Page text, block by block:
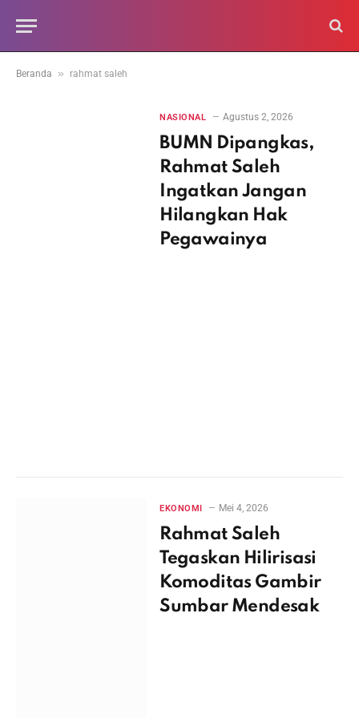
Beranda » rahmat saleh
NASIONAL Agustus 2, 2026
BUMN Dipangkas,
Rahmat Saleh
Ingatkan Jangan
Hilangkan Hak
Pegawainya
EKONOMI Mei 4, 2026
Rahmat Saleh
Tegaskan Hilirisasi
Komoditas Gambir
Sumbar Mendesak